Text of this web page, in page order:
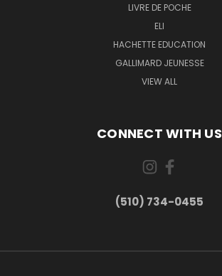
LIVRE DE POCHE
ELI
HACHETTE EDUCATION
GALLIMARD JEUNESSE
VIEW ALL
CONNECT WITH US
(510) 734-0455